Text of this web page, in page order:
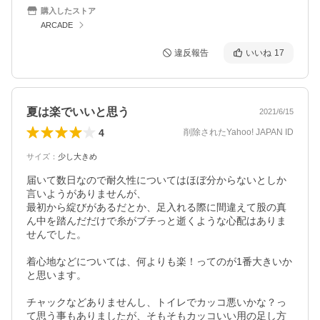
購入したストア
ARCADE
違反報告 いいね 17
夏は楽でいいと思う 2021/6/15
4 削除されたYahoo! JAPAN ID
サイズ ： 少し大きめ
届いて数日なので耐久性についてはほぼ分からないとしか
言いようがありませんが、
最初から綻びがあるだとか、足入れる際に間違えて股の真
ん中を踏んだだけで糸がブチっと逝くような心配はありま
せんでした。
着心地などについては、何よりも楽！ってのが1番大きいか
と思います。
チャックなどありませんし、トイレでカッコ悪いかな？っ
て思う事もありましたが、そもそもカッコいい用の足し方